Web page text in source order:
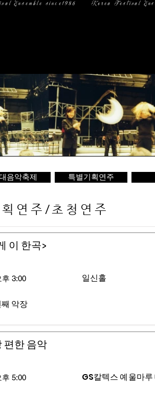
음악축제 특별기획연주
획연주/초청연주
이 한곡>
후 3:00 일신홀
악장
편한 음악
후 5:00 GS칼텍스 예울마